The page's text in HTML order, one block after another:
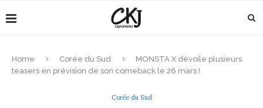
Home Corée du Sud
MONSTA X dévoile plusieurs
teasers en prévision de son comeback le 26 mars !
Corée du Sud